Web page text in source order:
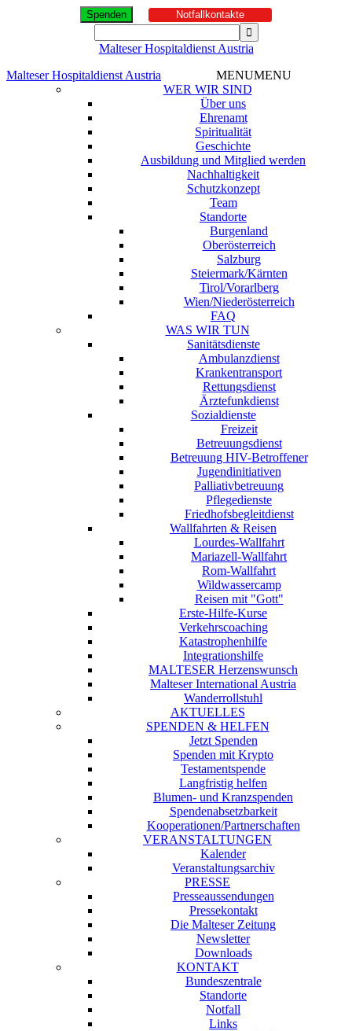
Spenden Notfallkontakte
Malteser Hospitaldienst Austria
Malteser Hospitaldienst Austria
MENUMENU
WER WIR SIND
Über uns
Ehrenamt
Spiritualität
Geschichte
Ausbildung und Mitglied werden
Nachhaltigkeit
Schutzkonzept
Team
Standorte
Burgenland
Oberösterreich
Salzburg
Steiermark/Kärnten
Tirol/Vorarlberg
Wien/Niederösterreich
FAQ
WAS WIR TUN
Sanitätsdienste
Ambulanzdienst
Krankentransport
Rettungsdienst
Ärztefunkdienst
Sozialdienste
Freizeit
Betreuungsdienst
Betreuung HIV-Betroffener
Jugendinitiativen
Palliativbetreuung
Pflegedienste
Friedhofsbegleitdienst
Wallfahrten & Reisen
Lourdes-Wallfahrt
Mariazell-Wallfahrt
Rom-Wallfahrt
Wildwassercamp
Reisen mit "Gott"
Erste-Hilfe-Kurse
Verkehrscoaching
Katastrophenhilfe
Integrationshilfe
MALTESER Herzenswunsch
Malteser International Austria
Wanderrollstuhl
AKTUELLES
SPENDEN & HELFEN
Jetzt Spenden
Spenden mit Krypto
Testamentspende
Langfristig helfen
Blumen- und Kranzspenden
Spendenabsetzbarkeit
Kooperationen/Partnerschaften
VERANSTALTUNGEN
Kalender
Veranstaltungsarchiv
PRESSE
Presseaussendungen
Pressekontakt
Die Malteser Zeitung
Newsletter
Downloads
KONTAKT
Bundeszentrale
Standorte
Notfall
Links